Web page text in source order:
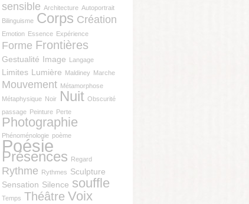
sensible Architecture Autoportrait
Bilinguisme Corps Création
Emotion Essence Expérience
Forme Frontières
Gestualité Image Langage
Limites Lumière Maldiney Marche
Mouvement Métamorphose
Métaphysique Noir Nuit Obscurité
passage Peinture Perte
Photographie
Phénoménologie poème
Poésie
Présences Regard
Rythme Rythmes Sculpture
Sensation Silence souffle
Temps Théâtre Voix